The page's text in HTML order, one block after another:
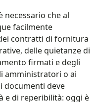
necessario che al
facilmente
contratti di fornitura
delle quietanze di
firmati e degli
amministratori o ai
documenti deve
e di reperibilità: oggi è